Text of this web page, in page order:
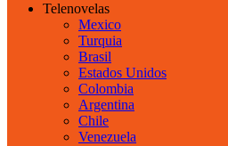
Telenovelas
Mexico
Turquia
Brasil
Estados Unidos
Colombia
Argentina
Chile
Venezuela